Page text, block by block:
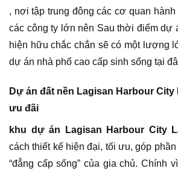
, nơi tập trung đông các cơ quan
các công ty lớn nên Sau thời điểm dự
hiện hữu chắc chắn sẽ có một lượng
dự án nhà phố cao cấp sinh sống tại
Dự án đất nền Lagisan Harbour
ưu đãi
khu dự án Lagisan Harbour City
cách thiết kế hiện đại, tối ưu, góp
“đẳng cấp sống” của gia chủ. Chính